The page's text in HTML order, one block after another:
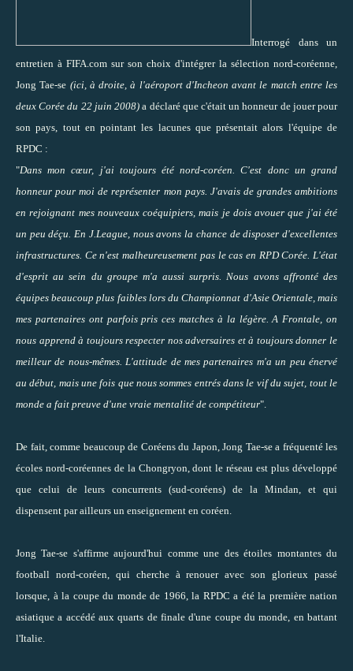
Interrogé dans un
entretien à FIFA.com sur son choix d'intégrer la sélection nord-coréenne,
Jong Tae-se (ici, à droite, à l'aéroport d'Incheon avant le match entre les
deux Corée du 22 juin 2008) a déclaré que c'était un honneur de jouer pour
son pays, tout en pointant les lacunes que présentait alors l'équipe de
RPDC :
"Dans mon cœur, j'ai toujours été nord-coréen. C'est donc un grand
honneur pour moi de représenter mon pays. J'avais de grandes ambitions
en rejoignant mes nouveaux coéquipiers, mais je dois avouer que j'ai été
un peu déçu. En J.League, nous avons la chance de disposer d'excellentes
infrastructures. Ce n'est malheureusement pas le cas en RPD Corée. L'état
d'esprit au sein du groupe m'a aussi surpris. Nous avons affronté des
équipes beaucoup plus faibles lors du Championnat d'Asie Orientale, mais
mes partenaires ont parfois pris ces matches à la légère. A Frontale, on
nous apprend à toujours respecter nos adversaires et à toujours donner le
meilleur de nous-mêmes. L'attitude de mes partenaires m'a un peu énervé
au début, mais une fois que nous sommes entrés dans le vif du sujet, tout le
monde a fait preuve d'une vraie mentalité de compétiteur".
De fait, comme beaucoup de Coréens du Japon, Jong Tae-se a fréquenté les
écoles nord-coréennes de la Chongryon, dont le réseau est plus développé
que celui de leurs concurrents (sud-coréens) de la Mindan, et qui
dispensent par ailleurs un enseignement en coréen.
Jong Tae-se s'affirme aujourd'hui comme une des étoiles montantes du
football nord-coréen, qui cherche à renouer avec son glorieux passé
lorsque, à la coupe du monde de 1966, la RPDC a été la première nation
asiatique a accédé aux quarts de finale d'une coupe du monde, en battant
l'Italie.